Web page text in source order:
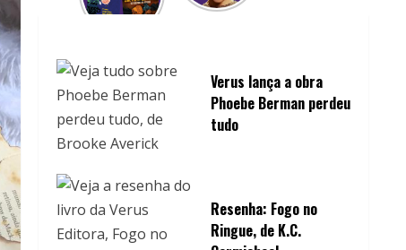
Verus lança a obra
Phoebe Berman perdeu
tudo
Resenha: Fogo no
Ringue, de K.C.